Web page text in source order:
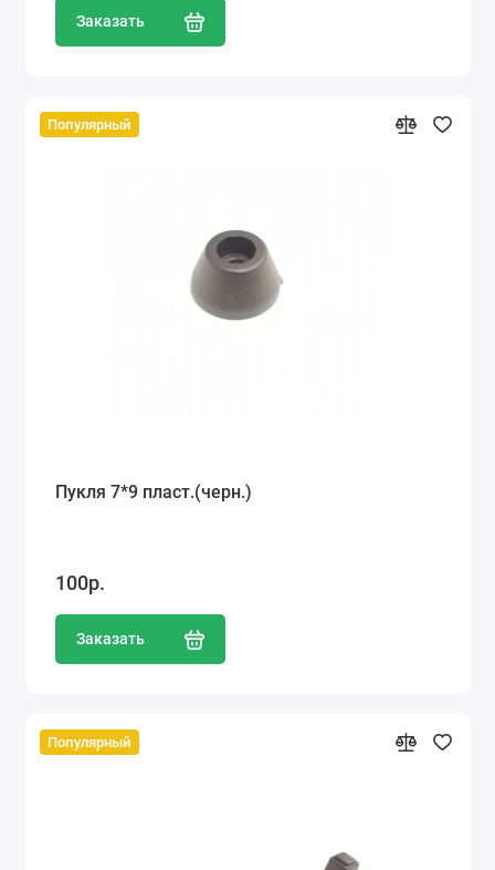
Заказать
Популярный
Пукля 7*9 пласт.(черн.)
100р.
Заказать
Популярный